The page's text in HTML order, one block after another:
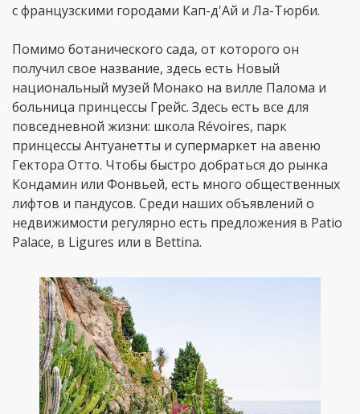
с французскими городами Кап-д'Ай и Ла-Тюрби.
Помимо ботанического сада, от которого он
получил свое название, здесь есть Новый
национальный музей Монако на вилле Палома и
больница принцессы Грейс. Здесь есть все для
повседневной жизни: школа Révoires, парк
принцессы Антуанетты и супермаркет на авеню
Гектора Отто. Чтобы быстро добраться до рынка
Кондамин или Фонвьей, есть много общественных
лифтов и пандусов. Среди наших объявлений о
недвижимости регулярно есть предложения в Patio
Palace, в Ligures или в Bettina.